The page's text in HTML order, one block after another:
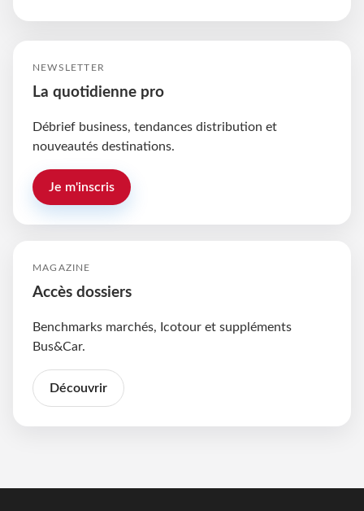
NEWSLETTER
La quotidienne pro
Débrief business, tendances distribution et
nouveautés destinations.
Je m'inscris
MAGAZINE
Accès dossiers
Benchmarks marchés, Icotour et suppléments
Bus&Car.
Découvrir